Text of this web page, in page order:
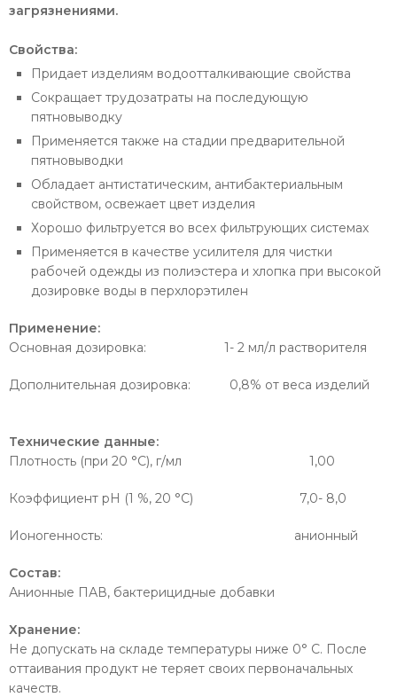
загрязнениями.
Свойства:
Придает изделиям водоотталкивающие свойства
Сокращает трудозатраты на последующую
пятновыводку
Применяется также на стадии предварительной
пятновыводки
Обладает антистатическим, антибактериальным
свойством, освежает цвет изделия
Хорошо фильтруется во всех фильтрующих системах
Применяется в качестве усилителя для чистки
рабочей одежды из полиэстера и хлопка при высокой
дозировке воды в перхлорэтилен
Применение:
Основная дозировка: 1- 2 мл/л растворителя
Дополнительная дозировка: 0,8% от веса изделий
Технические данные:
Плотность (при 20 °C), г/мл 1,00
Коэффициент pH (1 %, 20 °С) 7,0- 8,0
Ионогенность: анионный
Состав:
Анионные ПАВ, бактерицидные добавки
Хранение:
Не допускать на складе температуры ниже 0° С. После
оттаивания продукт не теряет своих первоначальных
качеств.